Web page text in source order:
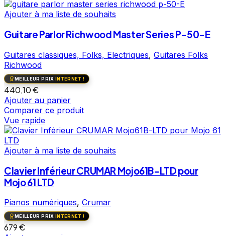
Ajouter à ma liste de souhaits
Guitare Parlor Richwood Master Series P-50-E
Guitares classiques, Folks, Electriques, Guitares Folks
Richwood
MEILLEUR PRIX INTERNET !
440,10€
Ajouter au panier
Comparer ce produit
Vue rapide
Ajouter à ma liste de souhaits
Clavier Inférieur CRUMAR Mojo61B-LTD pour
Mojo 61 LTD
Pianos numériques, Crumar
MEILLEUR PRIX INTERNET !
679€